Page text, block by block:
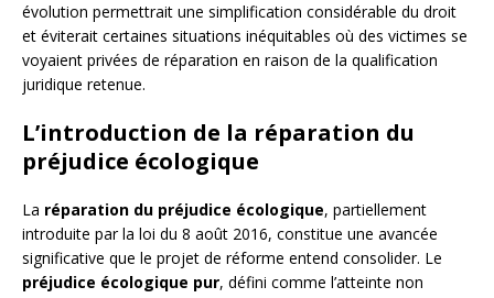
évolution permettrait une simplification considérable du droit
et éviterait certaines situations inéquitables où des victimes se
voyaient privées de réparation en raison de la qualification
juridique retenue.
L’introduction de la réparation du
préjudice écologique
La réparation du préjudice écologique, partiellement
introduite par la loi du 8 août 2016, constitue une avancée
significative que le projet de réforme entend consolider. Le
préjudice écologique pur, défini comme l’atteinte non